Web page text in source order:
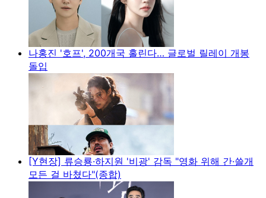
나홍진 '호프', 200개국 홀린다… 글로벌 릴레이 개봉
돌입
[Y현장] 류승룡·하지원 '비광' 감독 "영화 위해 간·쓸개
모든 걸 바쳤다"(종합)